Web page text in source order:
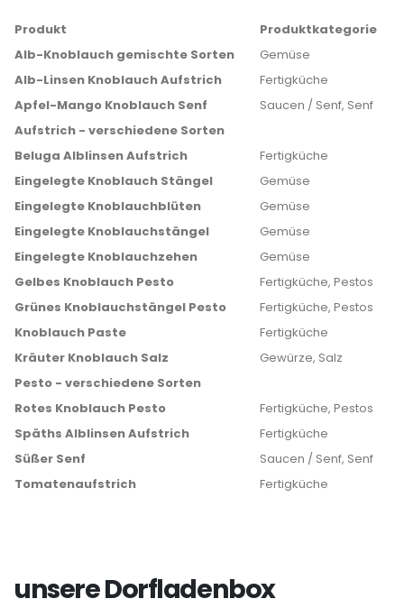
Produkt
Produktkategorie
Alb-Knoblauch gemischte Sorten
Gemüse
Alb-Linsen Knoblauch Aufstrich
Fertigküche
Apfel-Mango Knoblauch Senf
Saucen / Senf, Senf
Aufstrich - verschiedene Sorten
Beluga Alblinsen Aufstrich
Fertigküche
Eingelegte Knoblauch Stängel
Gemüse
Eingelegte Knoblauchblüten
Gemüse
Eingelegte Knoblauchstängel
Gemüse
Eingelegte Knoblauchzehen
Gemüse
Gelbes Knoblauch Pesto
Fertigküche, Pestos
Grünes Knoblauchstängel Pesto
Fertigküche, Pestos
Knoblauch Paste
Fertigküche
Kräuter Knoblauch Salz
Gewürze, Salz
Pesto - verschiedene Sorten
Rotes Knoblauch Pesto
Fertigküche, Pestos
Späths Alblinsen Aufstrich
Fertigküche
Süßer Senf
Saucen / Senf, Senf
Tomatenaufstrich
Fertigküche
unsere Dorfladenbox